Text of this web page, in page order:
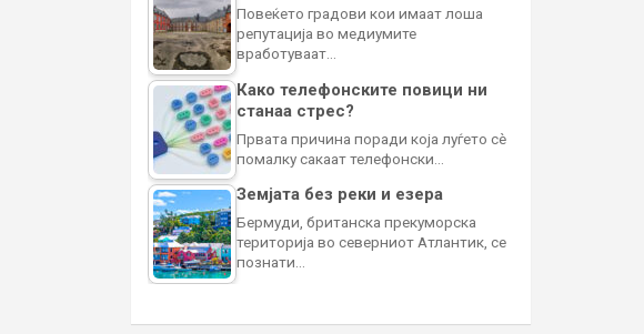
Повеќето градови кои имаат лоша
репутација во медиумите
вработуваат…
Како телефонските повици ни
станаа стрес?
Првата причина поради која луѓето сè
помалку сакаат телефонски…
Земјата без реки и езера
Бермуди, британска прекуморска
територија во северниот Атлантик, се
познати…